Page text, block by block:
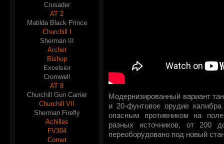
Crusader
AT 2
Matilda Black Prince
Churchill I
Sherman III
Archer
Bishop
Excelsior
Cromwell
AT 8
Churchill Gun Carrier
Churchill VII
Sherman Firefly
Achilles
FV304
Comet
Модернизированный вариант
и 20-фунтовое орудие
опасным противником на
разных источников, от 200
переоборудовано под новый